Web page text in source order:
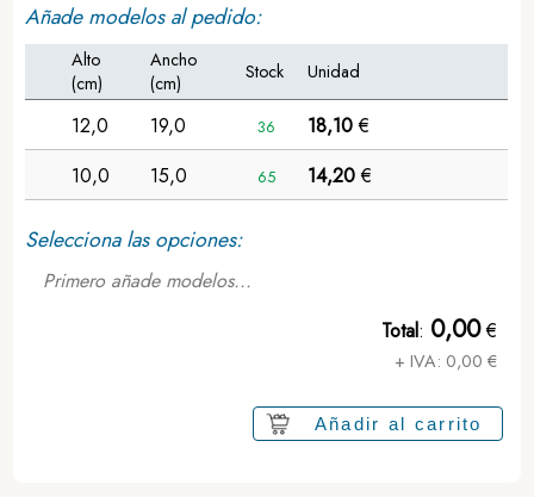
Añade modelos al pedido:
Alto
(cm)
Ancho
(cm)
Stock Unidad
12,0 19,0 36 18,10€
10,0
15,0 65 14,20€
Selecciona las opciones:
Primero añade modelos...
Total: 0,00€
+ IVA: 0,00 €
Añadir al carrito